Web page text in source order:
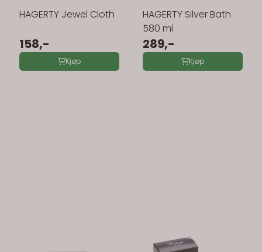
HAGERTY Jewel Cloth
158,-
Kjøp
HAGERTY Silver Bath
580 ml
289,-
Kjøp